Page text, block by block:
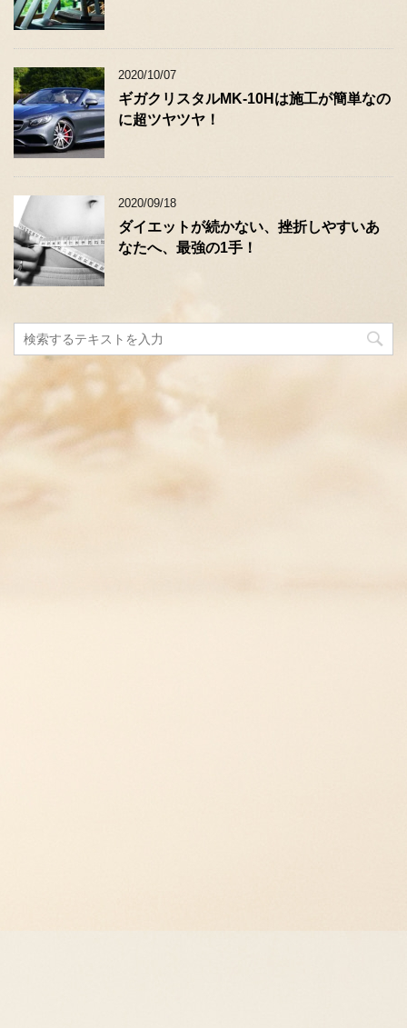
2020/10/07
ギガクリスタルMK-10Hは施工が簡単なの
に超ツヤツヤ！
2020/09/18
ダイエットが続かない、挫折しやすいあ
なたへ、最強の1手！